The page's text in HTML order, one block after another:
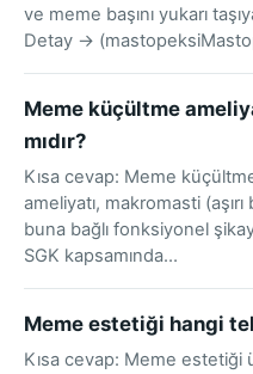
ve meme başını yukarı
Detay →
Meme küçültme
mıdır?
Kısa cevap: Meme
ameliyatı, makromasti
buna bağlı fonksiyonel
SGK kapsamında…
Meme estetiği hangi
Kısa cevap: Meme estetiği